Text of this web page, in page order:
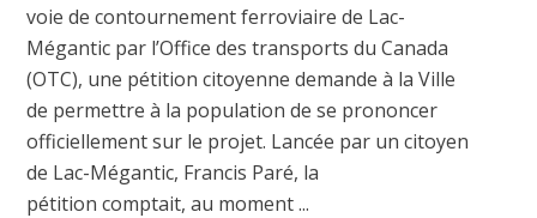
voie de contournement ferroviaire de Lac-
Mégantic par l’Office des transports du Canada
(OTC), une pétition citoyenne demande à la Ville
de permettre à la population de se prononcer
officiellement sur le projet. Lancée par un citoyen
de Lac-Mégantic, Francis Paré, la
pétition comptait, au moment ...